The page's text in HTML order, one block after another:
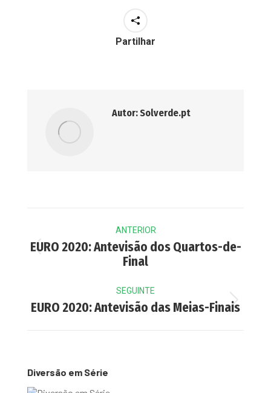
Partilhar
Autor:Solverde.pt
navigation
ANTERIOR
Previous
post:
EURO 2020: Antevisão dos Quartos-de-
Final
SEGUINTE
Next
EURO 2020: Antevisão das Meias-Finais
Diversão em Série